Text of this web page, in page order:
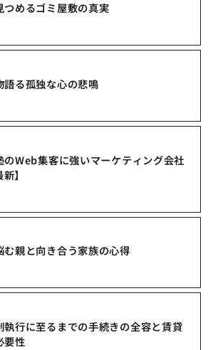
つめるゴミ屋敷の真実
語る孤独な心の悲鳴
のWeb集客に強いマーケティング会社
】
む親と向き合う家族の心得
執行に至るまでの手続きの全容と賃貸
要性